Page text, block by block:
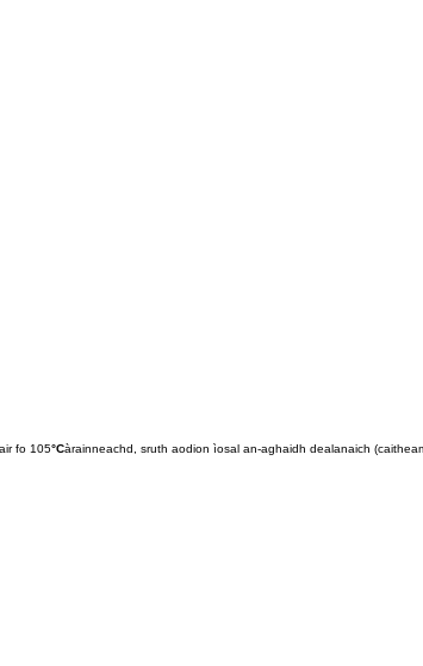
fo 105°Càrainneachd, sruth aodion ìosal an-aghaidh dealanaich